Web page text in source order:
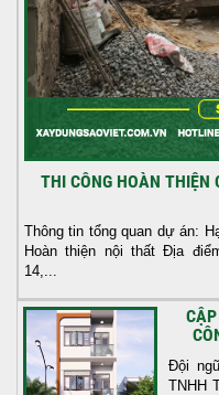
THI CÔNG HOÀN THIỆN
Thông tin tổng quan dự án:
Hoàn thiện nội thất Địa
14,...
Đội
TNHH